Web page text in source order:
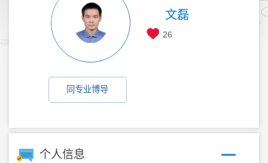
文磊
26
同专业博导
个人信息